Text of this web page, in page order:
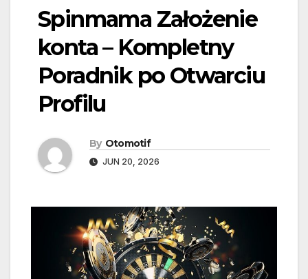
Spinmama Założenie
konta – Kompletny
Poradnik po Otwarciu
Profilu
By Otomotif
JUN 20, 2026